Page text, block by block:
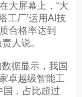
大屏幕上，“大
工厂’运用AI技
合格率达到
人说。
据显示，我国
卓越级智能工
国，占比超过